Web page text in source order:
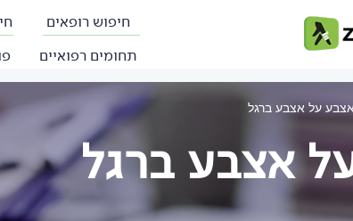
חיפוש רופאים
תחומים רפואיים
על אצבע ברגל
אצבע ברגל